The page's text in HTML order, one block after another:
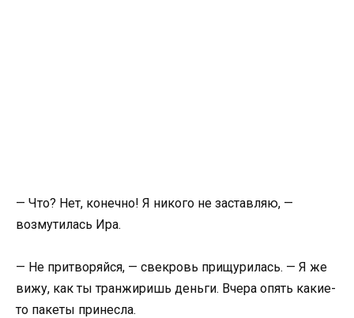
— Что? Нет, конечно! Я никого не заставляю, —
возмутилась Ира.
— Не притворяйся, — свекровь прищурилась. — Я же
вижу, как ты транжиришь деньги. Вчера опять какие-
то пакеты принесла.